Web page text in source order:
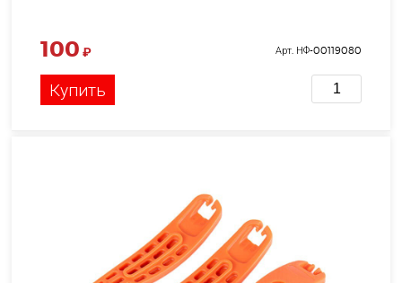
100 ₽ Арт. НФ-00119080
Купить